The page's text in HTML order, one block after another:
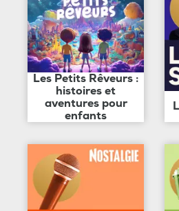
Les Petits Rêveurs :
histoires et
aventures pour
enfants